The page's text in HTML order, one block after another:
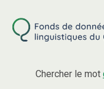
Chercher le mot